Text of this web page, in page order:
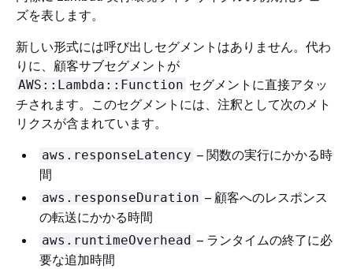
ズを表します。
新しい形式には呼び出しセグメントはありません。代わ
りに、顧客サブセグメントが
AWS::Lambda::Function セグメントに直接アタッ
チされます。このセグメントには、注釈として次のメト
リクスが含まれています。
aws.responseLatency – 関数の実行にかかる時
間
aws.responseDuration – 顧客へのレスポンス
の転送にかかる時間
aws.runtimeOverhead – ランタイムの終了に必
要な追加時間